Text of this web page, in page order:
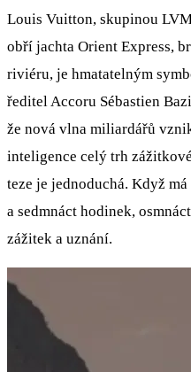
Louis Vuitton, skupinou
obří jachta Orient Express,
riviéru, je hmatatelným
ředitel Accoru Sébastien
že nová vlna miliardářů
inteligence celý trh
teze je jednoduchá. Když
a sedmnáct hodinek,
zážitek a uznání.